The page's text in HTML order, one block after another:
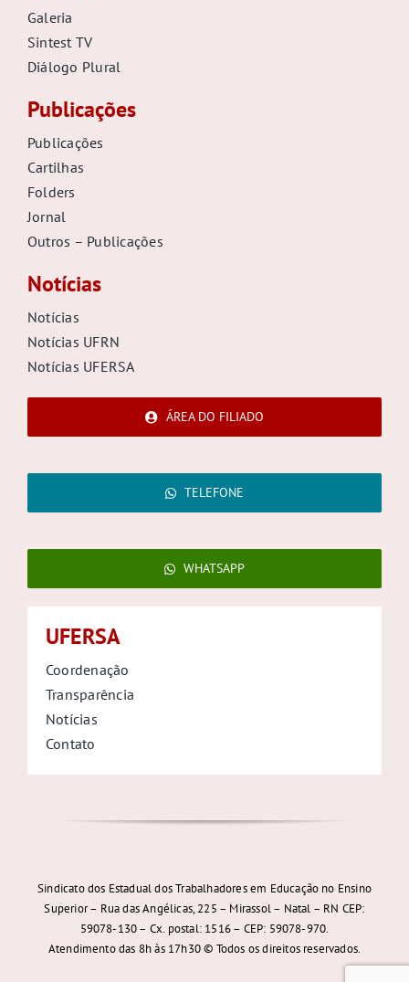
Galeria
Sintest TV
Diálogo Plural
Publicações
Publicações
Cartilhas
Folders
Jornal
Outros – Publicações
Notícias
Notícias
Notícias UFRN
Notícias UFERSA
ÁREA DO FILIADO
TELEFONE
WHATSAPP
UFERSA
Coordenação
Transparência
Notícias
Contato
Sindicato dos Estadual dos Trabalhadores em Educação no Ensino
Superior – Rua das Angélicas, 225 – Mirassol – Natal – RN CEP:
59078-130 – Cx. postal: 1516 – CEP: 59078-970.
Atendimento das 8h às 17h30 © Todos os direitos reservados.